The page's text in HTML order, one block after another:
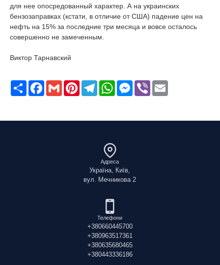
для нее опосредованный характер. А на украинских
бензозаправках (кстати, в отличие от США) падение цен на
нефть на 15% за последние три месяца и вовсе осталось
совершенно не замеченным.
Виктор Тарнавский
ПоширитиFacebook
Gmail PinterestTelegramWhatsAppMessenger
Viber
Адреса
Україна, Київ,
вул. Мечникова 2
Телефони
+380660445700
+380963517361
+380635680465
+380443336186